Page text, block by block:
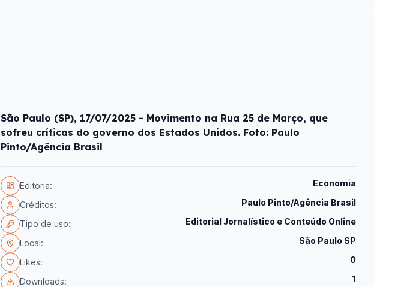
São Paulo (SP), 17/07/2025 - Movimento na Rua 25 de Março, que
sofreu críticas do governo dos Estados Unidos. Foto: Paulo
Pinto/Agência Brasil
Editoria: Economia
Créditos: Paulo Pinto/Agência Brasil
Tipo de uso: Editorial Jornalístico e Conteúdo Online
Local: São Paulo SP
Likes: 0
Downloads: 1